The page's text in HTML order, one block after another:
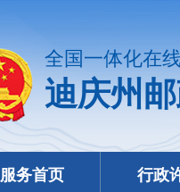
全国一体化在
迪庆州
服务首页 行政